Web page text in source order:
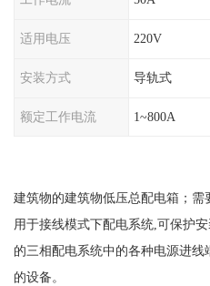
适用电压 220V
安装方式 导轨式
额定工作电流 1~800A
建筑物的建筑物低压总配电箱；
用于接线模式下配电系统,可保护
的三相配电系统中的各种电源进
的设备。